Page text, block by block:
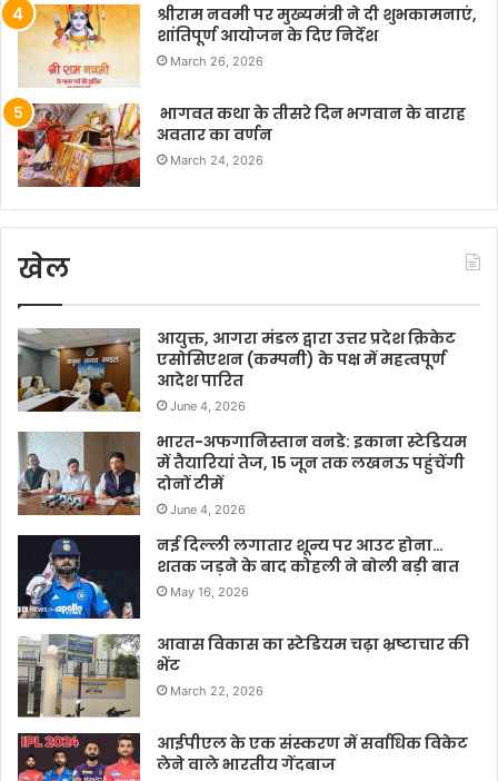
श्रीराम नवमी पर मुख्यमंत्री ने दी शुभकामनाएं,
शांतिपूर्ण आयोजन के दिए निर्देश
March 26, 2026
भागवत कथा के तीसरे दिन भगवान के वाराह
अवतार का वर्णन
March 24, 2026
खेल
आयुक्त, आगरा मंडल द्वारा उत्तर प्रदेश क्रिकेट
एसोसिएशन (कम्पनी) के पक्ष में महत्वपूर्ण
आदेश पारित
June 4, 2026
भारत-अफगानिस्तान वनडे: इकाना स्टेडियम
में तैयारियां तेज, 15 जून तक लखनऊ पहुंचेंगी
दोनों टीमें
June 4, 2026
नई दिल्ली लगातार शून्य पर आउट होना…
शतक जड़ने के बाद कोहली ने बोली बड़ी बात
May 16, 2026
आवास विकास का स्टेडियम चढ़ा भ्रष्टाचार की
भेंट
March 22, 2026
आईपीएल के एक संस्करण में सर्वाधिक विकेट
लेने वाले भारतीय गेंदबाज